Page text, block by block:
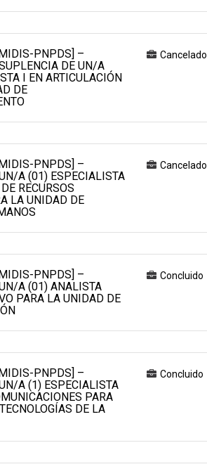
PNPDS] –
DE UN/A
I EN ARTICULACIÓN
DE
Cancelado
PNPDS] –
A (01) ESPECIALISTA
RECURSOS
LA UNIDAD DE
Cancelado
PNPDS] –
A (01) ANALISTA
PARA LA UNIDAD DE
Concluido
PNPDS] –
A (1) ESPECIALISTA
PARA
DE LA
Concluido